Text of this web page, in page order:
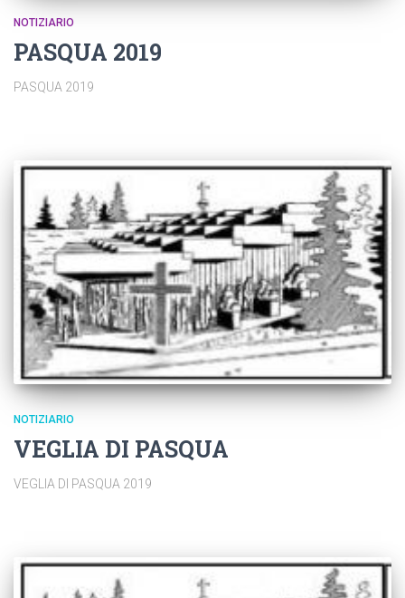
NOTIZIARIO
PASQUA 2019
PASQUA 2019
NOTIZIARIO
VEGLIA DI PASQUA
VEGLIA DI PASQUA 2019